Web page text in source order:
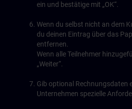
ein und bestätige mit „OK“.
Wenn du selbst nicht an dem
du deinen Eintrag über das
entfernen.
Wenn alle Teilnehmer
„Weiter“.
Gib optional Rechnungsdaten
Unternehmen spezielle